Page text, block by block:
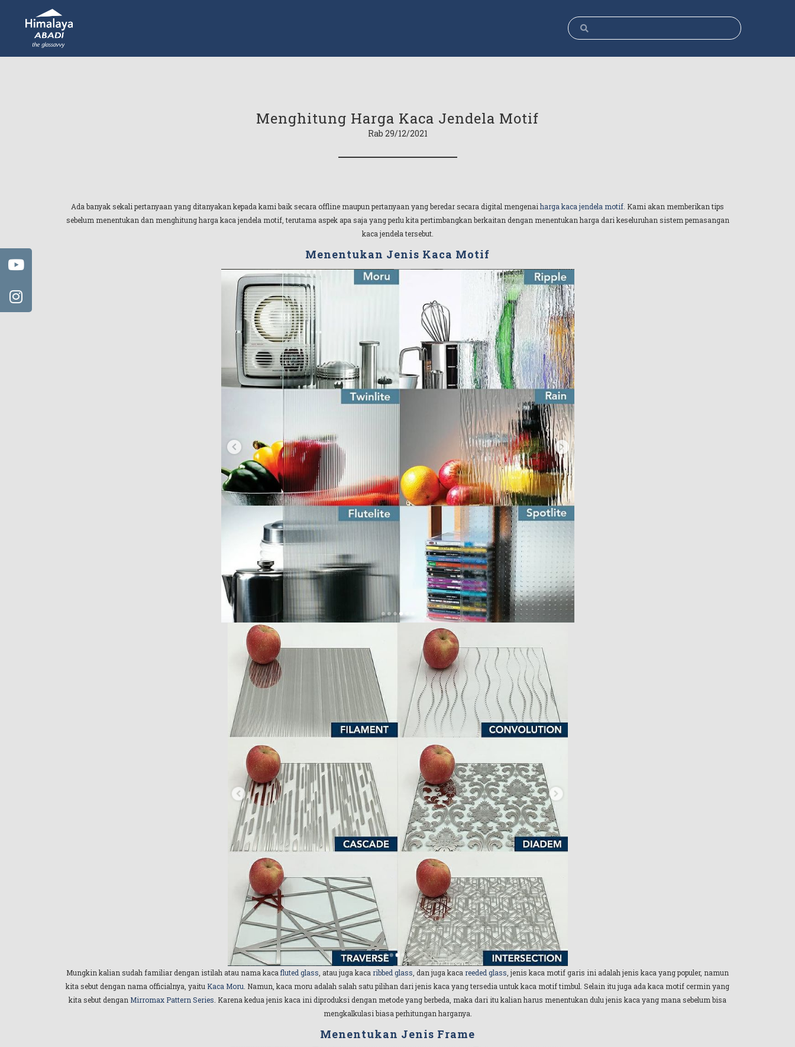
Menghitung Harga Kaca Jendela Motif
Rab 29/12/2021
Ada banyak sekali pertanyaan yang ditanyakan kepada kami baik secara offline maupun pertanyaan yang beredar secara digital mengenai harga kaca jendela motif . Kami akan memberikan tips
sebelum menentukan dan menghitung harga kaca jendela motif, terutama aspek apa saja yang perlu kita pertimbangkan berkaitan dengan menentukan harga dari keseluruhan sistem pemasangan
kaca jendela tersebut.
Menentukan Jenis Kaca Motif
Mungkin kalian sudah familiar dengan istilah atau nama kaca fluted glass , atau juga kaca ribbed glass , dan juga kaca reeded glass , jenis kaca motif garis ini adalah jenis kaca yang populer, namun
kita sebut dengan nama officialnya, yaitu Kaca Moru . Namun, kaca moru adalah salah satu pilihan dari jenis kaca yang tersedia untuk kaca motif timbul. Selain itu juga ada kaca motif cermin yang
kita sebut dengan Mirromax Pattern Series . Karena kedua jenis kaca ini diproduksi dengan metode yang berbeda, maka dari itu kalian harus menentukan dulu jenis kaca yang mana sebelum bisa
mengkalkulasi biasa perhitungan harganya.
Menentukan Jenis Frame